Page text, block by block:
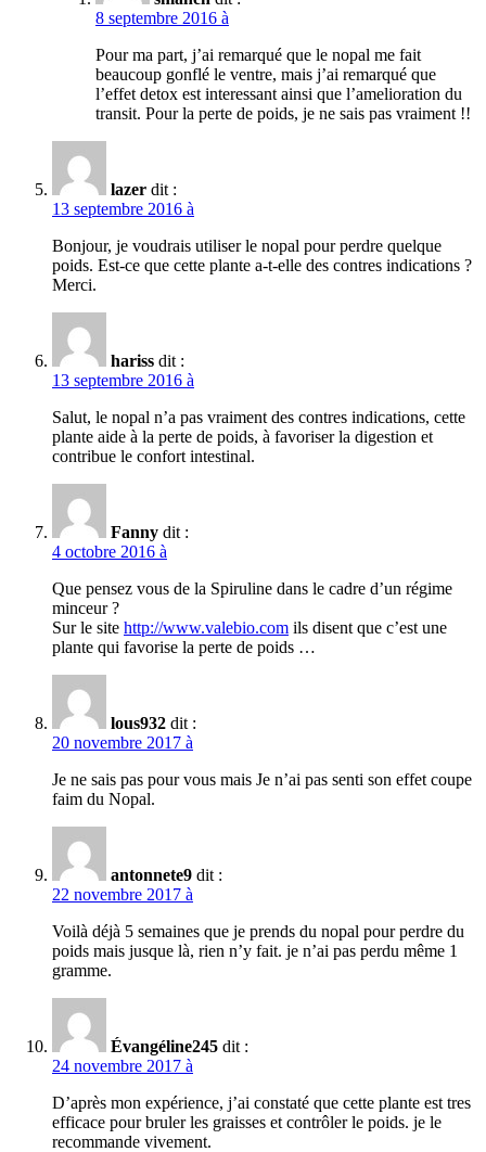
8 septembre 2016 à
Pour ma part, j’ai remarqué que le nopal me fait
beaucoup gonflé le ventre, mais j’ai remarqué que
l’effet detox est interessant ainsi que l’amelioration du
transit. Pour la perte de poids, je ne sais pas vraiment !!
lazer dit :
13 septembre 2016 à
Bonjour, je voudrais utiliser le nopal pour perdre quelque
poids. Est-ce que cette plante a-t-elle des contres indications ?
Merci.
hariss dit :
13 septembre 2016 à
Salut, le nopal n’a pas vraiment des contres indications, cette
plante aide à la perte de poids, à favoriser la digestion et
contribue le confort intestinal.
Fanny dit :
4 octobre 2016 à
Que pensez vous de la Spiruline dans le cadre d’un régime
minceur ?
Sur le site http://www.valebio.com ils disent que c’est une
plante qui favorise la perte de poids …
lous932 dit :
20 novembre 2017 à
Je ne sais pas pour vous mais Je n’ai pas senti son effet coupe
faim du Nopal.
antonnete9 dit :
22 novembre 2017 à
Voilà déjà 5 semaines que je prends du nopal pour perdre du
poids mais jusque là, rien n’y fait. je n’ai pas perdu même 1
gramme.
Évangéline245 dit :
24 novembre 2017 à
D’après mon expérience, j’ai constaté que cette plante est tres
efficace pour bruler les graisses et contrôler le poids. je le
recommande vivement.